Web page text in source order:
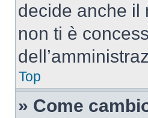
decide anche il
non ti è
Top
» Come